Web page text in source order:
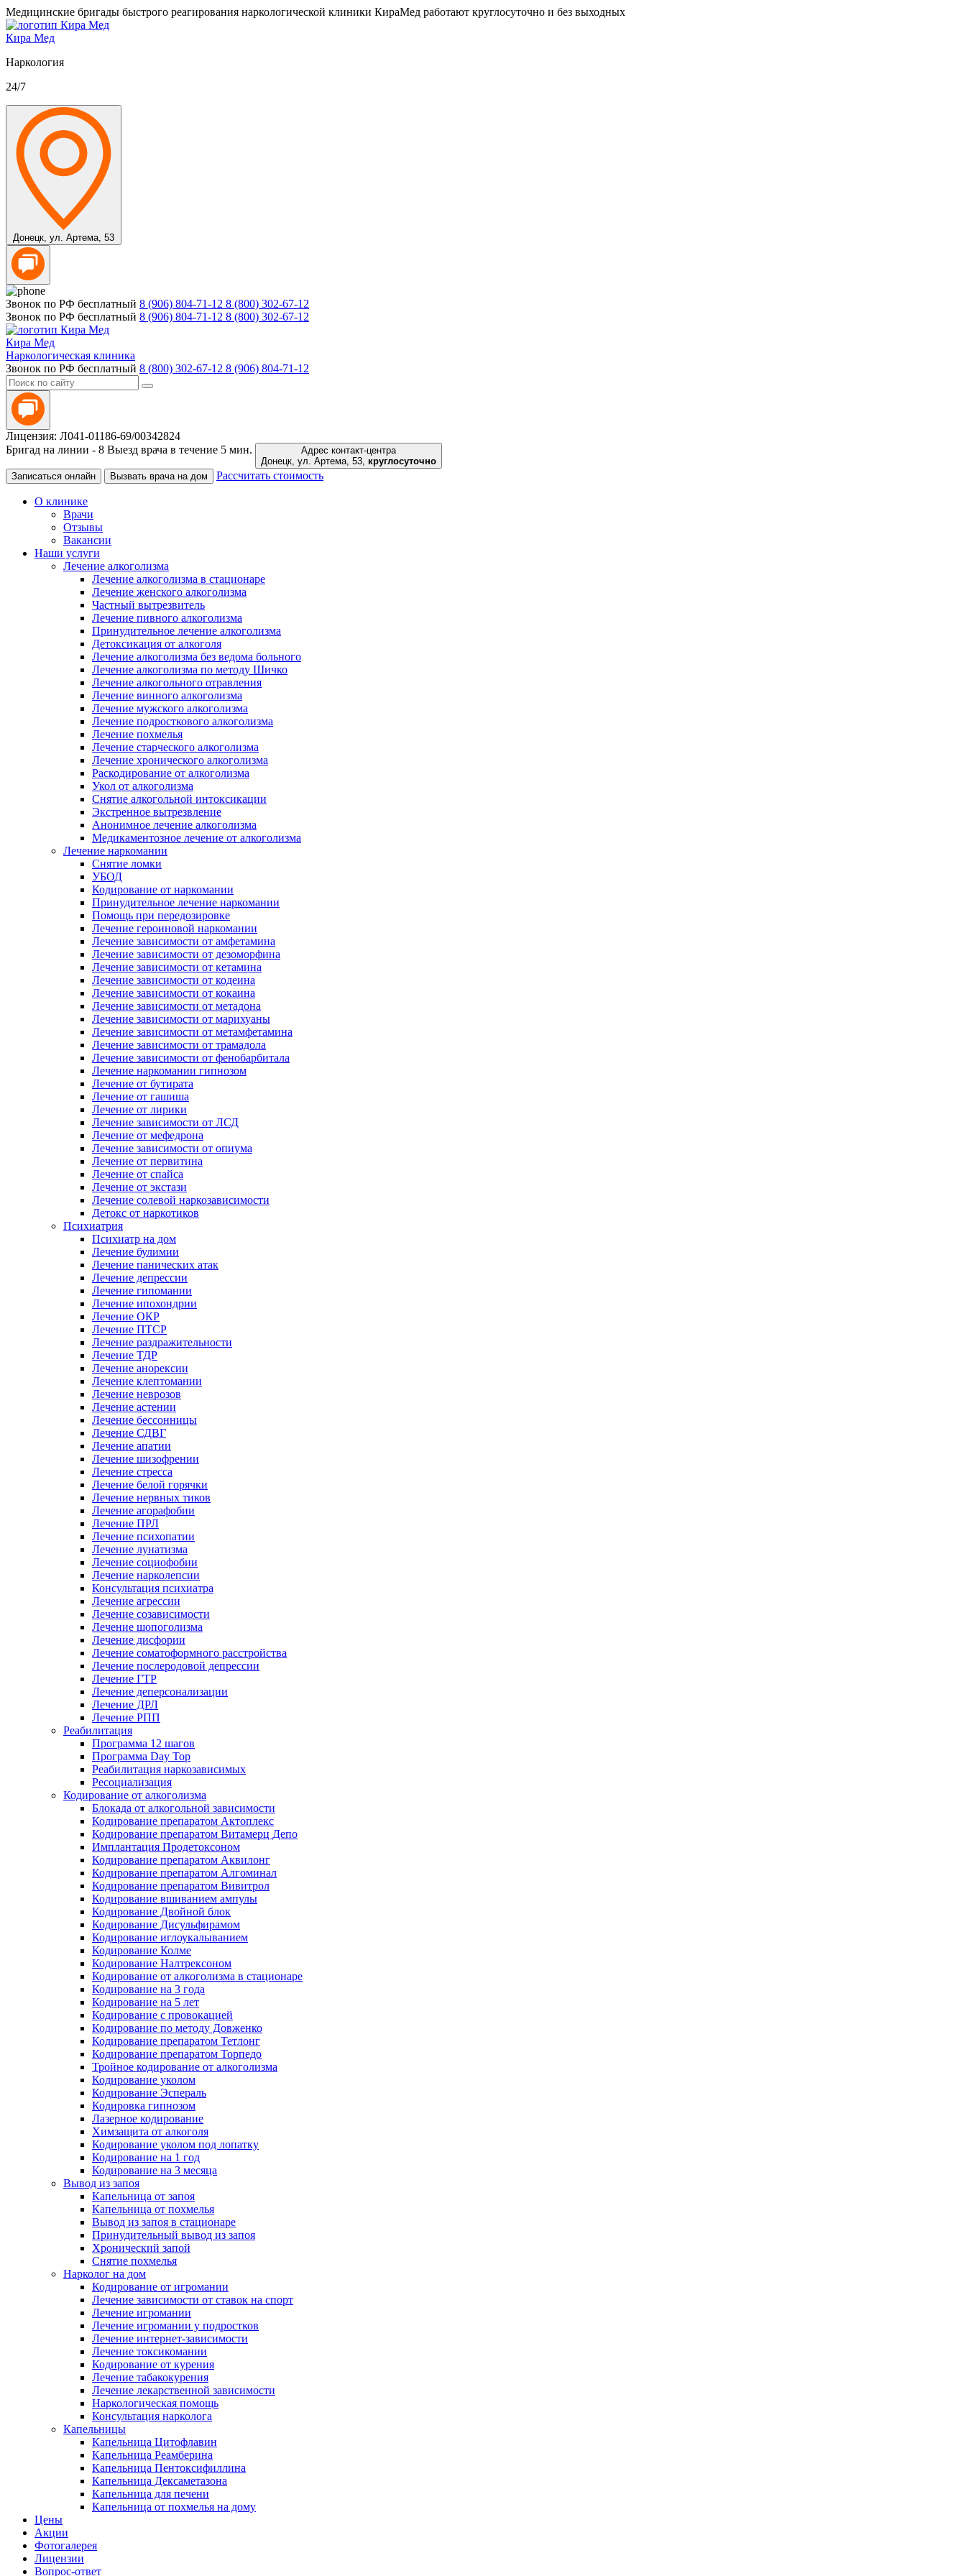
Медицинские бригады быстрого реагирования наркологической клиники КираМед работают круглосуточно и без выходных
Кира Мед
Наркология
24/7
Донецк, ул. Артема, 53
Звонок по РФ бесплатный 8 (906) 804-71-12 8 (800) 302-67-12
Звонок по РФ бесплатный 8 (906) 804-71-12 8 (800) 302-67-12
Кира Мед
Наркологическая клиника
Звонок по РФ бесплатный 8 (800) 302-67-12 8 (906) 804-71-12
Лицензия: Л041-01186-69/00342824
Бригад на линии - 8 Выезд врача в течение 5 мин.
Адрес контакт-центра
Донецк, ул. Артема, 53, круглосуточно
Записаться онлайн
Вызвать врача на дом Рассчитать стоимость
О клинике
Врачи
Отзывы
Вакансии
Наши услуги
Лечение алкоголизма
Лечение алкоголизма в стационаре
Лечение женского алкоголизма
Частный вытрезвитель
Лечение пивного алкоголизма
Принудительное лечение алкоголизма
Детоксикация от алкоголя
Лечение алкоголизма без ведома больного
Лечение алкоголизма по методу Шичко
Лечение алкогольного отравления
Лечение винного алкоголизма
Лечение мужского алкоголизма
Лечение подросткового алкоголизма
Лечение похмелья
Лечение старческого алкоголизма
Лечение хронического алкоголизма
Раскодирование от алкоголизма
Укол от алкоголизма
Снятие алкогольной интоксикации
Экстренное вытрезвление
Анонимное лечение алкоголизма
Медикаментозное лечение от алкоголизма
Лечение наркомании
Снятие ломки
УБОД
Кодирование от наркомании
Принудительное лечение наркомании
Помощь при передозировке
Лечение героиновой наркомании
Лечение зависимости от амфетамина
Лечение зависимости от дезоморфина
Лечение зависимости от кетамина
Лечение зависимости от кодеина
Лечение зависимости от кокаина
Лечение зависимости от метадона
Лечение зависимости от марихуаны
Лечение зависимости от метамфетамина
Лечение зависимости от трамадола
Лечение зависимости от фенобарбитала
Лечение наркомании гипнозом
Лечение от бутирата
Лечение от гашиша
Лечение от лирики
Лечение зависимости от ЛСД
Лечение от мефедрона
Лечение зависимости от опиума
Лечение от первитина
Лечение от спайса
Лечение от экстази
Лечение солевой наркозависимости
Детокс от наркотиков
Психиатрия
Психиатр на дом
Лечение булимии
Лечение панических атак
Лечение депрессии
Лечение гипомании
Лечение ипохондрии
Лечение ОКР
Лечение ПТСР
Лечение раздражительности
Лечение ТДР
Лечение анорексии
Лечение клептомании
Лечение неврозов
Лечение астении
Лечение бессонницы
Лечение СДВГ
Лечение апатии
Лечение шизофрении
Лечение стресса
Лечение белой горячки
Лечение нервных тиков
Лечение агорафобии
Лечение ПРЛ
Лечение психопатии
Лечение лунатизма
Лечение социофобии
Лечение нарколепсии
Консультация психиатра
Лечение агрессии
Лечение созависимости
Лечение шопоголизма
Лечение дисфории
Лечение соматоформного расстройства
Лечение послеродовой депрессии
Лечение ГТР
Лечение деперсонализации
Лечение ДРЛ
Лечение РПП
Реабилитация
Программа 12 шагов
Программа Day Top
Реабилитация наркозависимых
Ресоциализация
Кодирование от алкоголизма
Блокада от алкогольной зависимости
Кодирование препаратом Актоплекс
Кодирование препаратом Витамерц Депо
Имплантация Продетоксоном
Кодирование препаратом Аквилонг
Кодирование препаратом Алгоминал
Кодирование препаратом Вивитрол
Кодирование вшиванием ампулы
Кодирование Двойной блок
Кодирование Дисульфирамом
Кодирование иглоукалыванием
Кодирование Колме
Кодирование Налтрексоном
Кодирование от алкоголизма в стационаре
Кодирование на 3 года
Кодирование на 5 лет
Кодирование с провокацией
Кодирование по методу Довженко
Кодирование препаратом Тетлонг
Кодирование препаратом Торпедо
Тройное кодирование от алкоголизма
Кодирование уколом
Кодирование Эспераль
Кодировка гипнозом
Лазерное кодирование
Химзащита от алкоголя
Кодирование уколом под лопатку
Кодирование на 1 год
Кодирование на 3 месяца
Вывод из запоя
Капельница от запоя
Капельница от похмелья
Вывод из запоя в стационаре
Принудительный вывод из запоя
Хронический запой
Снятие похмелья
Нарколог на дом
Кодирование от игромании
Лечение зависимости от ставок на спорт
Лечение игромании
Лечение игромании у подростков
Лечение интернет-зависимости
Лечение токсикомании
Кодирование от курения
Лечение табакокурения
Лечение лекарственной зависимости
Наркологическая помощь
Консультация нарколога
Капельницы
Капельница Цитофлавин
Капельница Реамберина
Капельница Пентоксифиллина
Капельница Дексаметазона
Капельница для печени
Капельница от похмелья на дому
Цены
Акции
Фотогалерея
Лицензии
Вопрос-ответ